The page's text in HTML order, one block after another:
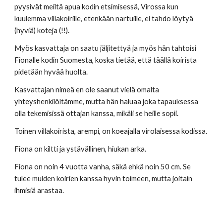
pyysivät meiltä apua kodin etsimisessä, Virossa kun
kuulemma villakoirille, etenkään nartuille, ei tahdo löytyä
(hyviä) koteja (!!).
Myös kasvattaja on saatu jäljitettyä ja myös hän tahtoisi
Fionalle kodin Suomesta, koska tietää, että täällä koirista
pidetään hyvää huolta.
Kasvattajan nimeä en ole saanut vielä omalta
yhteyshenkilöltämme, mutta hän haluaa joka tapauksessa
olla tekemisissä ottajan kanssa, mikäli se heille sopii.
Fiona on kiltti ja ystävällinen, hiukan arka.
Fiona on noin 4 vuotta vanha, säkä ehkä noin 50 cm. Se
tulee muiden koirien kanssa hyvin toimeen, mutta joitain
ihmisiä arastaa.